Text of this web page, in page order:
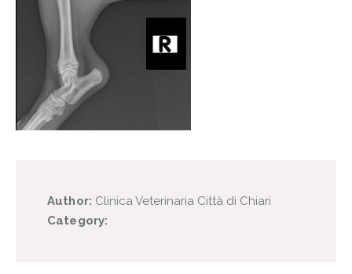
Author: Clinica Veterinaria Città di Chiari
Category: